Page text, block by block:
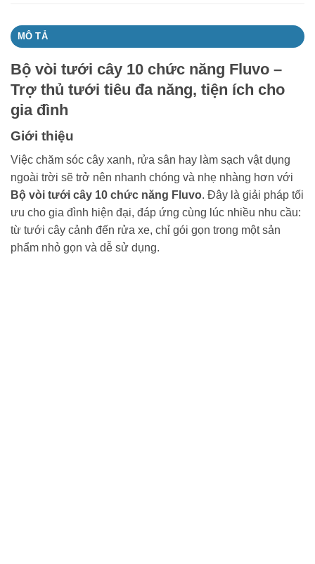
MÔ TẢ
Bộ vòi tưới cây 10 chức năng Fluvo –
Trợ thủ tưới tiêu đa năng, tiện ích cho
gia đình
Giới thiệu
Việc chăm sóc cây xanh, rửa sân hay làm sạch vật dụng
ngoài trời sẽ trở nên nhanh chóng và nhẹ nhàng hơn với
Bộ vòi tưới cây 10 chức năng Fluvo. Đây là giải pháp tối
ưu cho gia đình hiện đại, đáp ứng cùng lúc nhiều nhu cầu:
từ tưới cây cảnh đến rửa xe, chỉ gói gọn trong một sản
phẩm nhỏ gọn và dễ sử dụng.